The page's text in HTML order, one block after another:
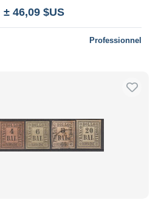
± 46,09 $US
Professionnel